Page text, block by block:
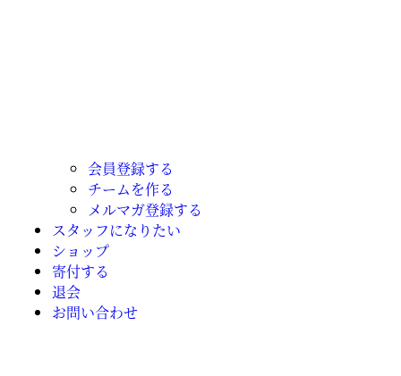
会員登録する
チームを作る
メルマガ登録する
スタッフになりたい
ショップ
寄付する
退会
お問い合わせ